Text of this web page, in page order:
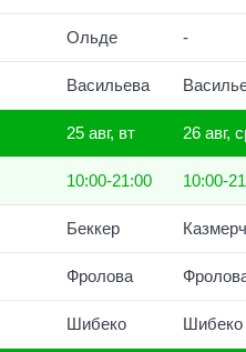
Ольде -
Васильева
25 авг, вт 26 авг,
10:00-21:00 10:00-
Беккер
Фролова
Шибеко Шибеко